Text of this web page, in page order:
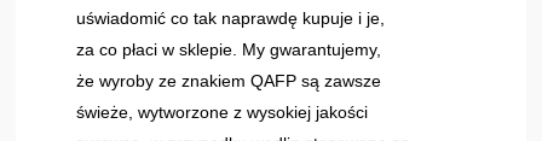
uświadomić co tak naprawdę kupuje i je,
za co płaci w sklepie. My gwarantujemy,
że wyroby ze znakiem QAFP są zawsze
świeże, wytworzone z wysokiej jakości